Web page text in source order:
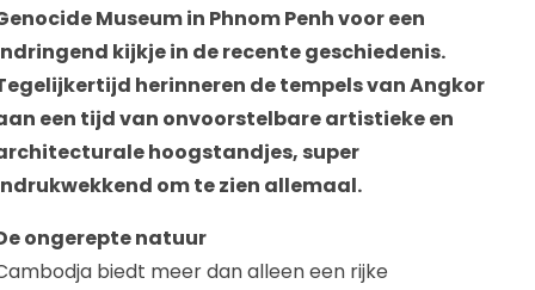
Museum in Phnom Penh voor een
kijkje in de recente geschiedenis.
herinneren de tempels van Angkor
een tijd van onvoorstelbare artistieke en
hoogstandjes, super
om te zien allemaal.
ongerepte natuur
biedt meer dan alleen een rijke